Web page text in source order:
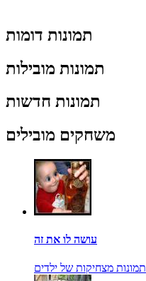
תמונות דומות
תמונות מובילות
תמונות חדשות
משחקים מובילים
עושה לו את זה
תמונות מצחיקות של ילדים